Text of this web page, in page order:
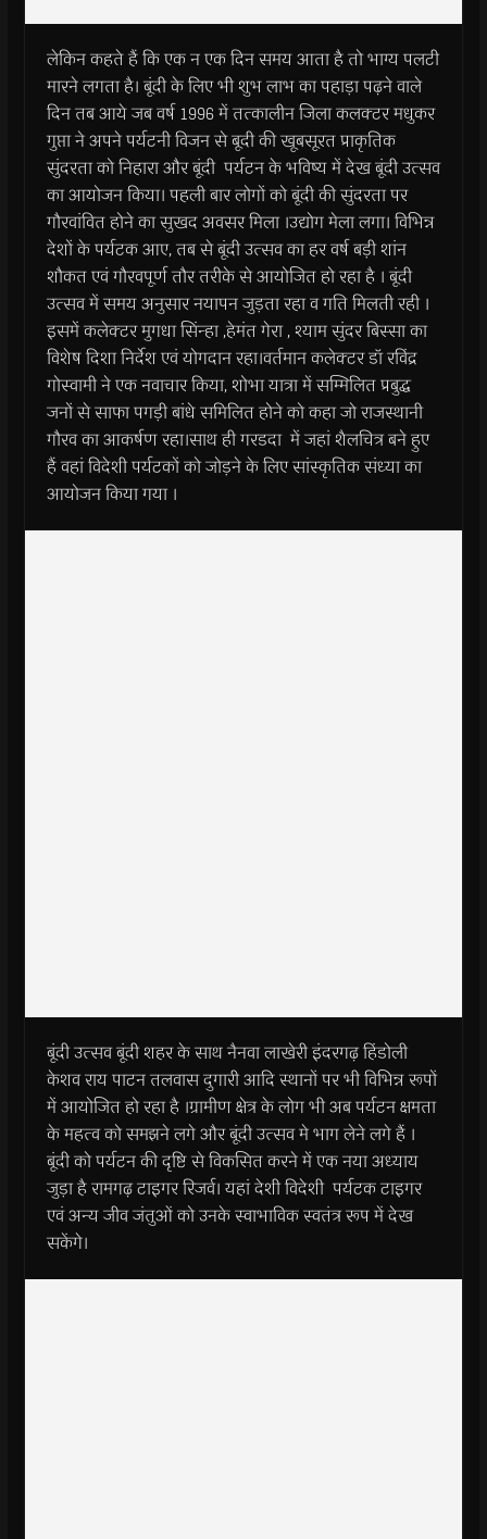
लेकिन कहते हैं कि एक न एक दिन समय आता है तो भाग्य पलटी
मारने लगता है। बूंदी के लिए भी शुभ लाभ का पहाड़ा पढ़ने वाले
दिन तब आये जब वर्ष 1996 में तत्कालीन जिला कलक्टर मधुकर
गुप्ता ने अपने पर्यटनी विजन से बूदी की खूबसूरत प्राकृतिक
सुंदरता को निहारा और बूंदी पर्यटन के भविष्य में देख बूंदी उत्सव
का आयोजन किया। पहली बार लोगों को बूंदी की सुंदरता पर
गौरवांवित होने का सुखद अवसर मिला ।उद्योग मेला लगा। विभिन्न
देशों के पर्यटक आए, तब से बूंदी उत्सव का हर वर्ष बड़ी शांन
शौकत एवं गौरवपूर्ण तौर तरीके से आयोजित हो रहा है । बूंदी
उत्सव में समय अनुसार नयापन जुड़ता रहा व गति मिलती रही ।
इसमें कलेक्टर मुगधा सिंन्हा ,हेमंत गेरा , श्याम सुंदर बिस्सा का
विशेष दिशा निर्देश एवं योगदान रहा।वर्तमान कलेक्टर डॉ रविंद्र
गोस्वामी ने एक नवाचार किया, शोभा यात्रा में सम्मिलित प्रबुद्ध
जनों से साफा पगड़ी बांधे समिलित होने को कहा जो राजस्थानी
गौरव का आकर्षण रहा।साथ ही गरडदा में जहां शैलचित्र बने हुए
हैं वहां विदेशी पर्यटकों को जोड़ने के लिए सांस्कृतिक संध्या का
आयोजन किया गया ।
बूंदी उत्सव बूंदी शहर के साथ नैनवा लाखेरी इंदरगढ़ हिंडोली
केशव राय पाटन तलवास दुगारी आदि स्थानों पर भी विभिन्न रूपों
में आयोजित हो रहा है ।ग्रामीण क्षेत्र के लोग भी अब पर्यटन क्षमता
के महत्व को समझने लगे और बूंदी उत्सव मे भाग लेने लगे हैं ।
बूंदी को पर्यटन की दृष्टि से विकसित करने में एक नया अध्याय
जुड़ा है रामगढ़ टाइगर रिजर्व। यहां देशी विदेशी पर्यटक टाइगर
एवं अन्य जीव जंतुओं को उनके स्वाभाविक स्वतंत्र रूप में देख
सकेंगे।